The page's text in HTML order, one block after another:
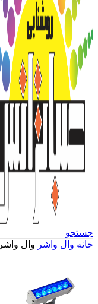
جستجو
خانه وال واشر وال واشر 9 وات صبا ترانس